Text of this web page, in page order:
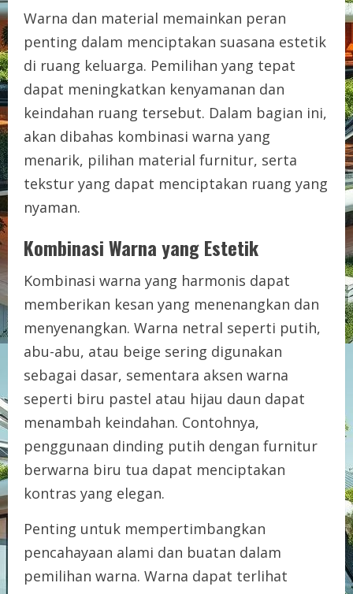
Warna dan material memainkan peran
penting dalam menciptakan suasana estetik
di ruang keluarga. Pemilihan yang tepat
dapat meningkatkan kenyamanan dan
keindahan ruang tersebut. Dalam bagian ini,
akan dibahas kombinasi warna yang
menarik, pilihan material furnitur, serta
tekstur yang dapat menciptakan ruang yang
nyaman.
Kombinasi Warna yang Estetik
Kombinasi warna yang harmonis dapat
memberikan kesan yang menenangkan dan
menyenangkan. Warna netral seperti putih,
abu-abu, atau beige sering digunakan
sebagai dasar, sementara aksen warna
seperti biru pastel atau hijau daun dapat
menambah keindahan. Contohnya,
penggunaan dinding putih dengan furnitur
berwarna biru tua dapat menciptakan
kontras yang elegan.
Penting untuk mempertimbangkan
pencahayaan alami dan buatan dalam
pemilihan warna. Warna dapat terlihat